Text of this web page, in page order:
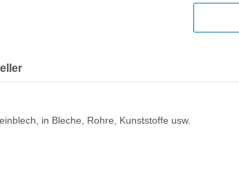
in Bleche, Rohre, Kunststoffe usw.